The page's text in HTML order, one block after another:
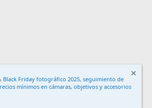
Black Friday fotográfico 2025, seguimiento de
mínimos en cámaras, objetivos y accesorios